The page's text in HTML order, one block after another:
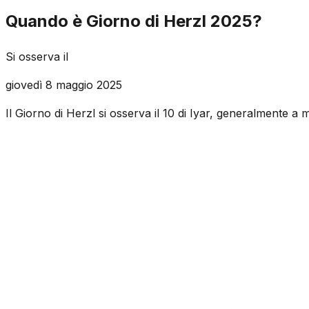
Quando è Giorno di Herzl 2025?
Si osserva il
giovedì 8 maggio 2025
Il Giorno di Herzl si osserva il 10 di Iyar, generalmente a